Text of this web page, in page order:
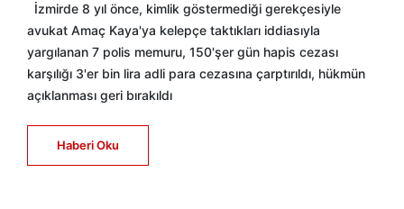
İzmirde 8 yıl önce, kimlik göstermediği gerekçesiyle
avukat Amaç Kaya'ya kelepçe taktıkları iddiasıyla
yargılanan 7 polis memuru, 150'şer gün hapis cezası
karşılığı 3'er bin lira adli para cezasına çarptırıldı, hükmün
açıklanması geri bırakıldı
Haberi Oku